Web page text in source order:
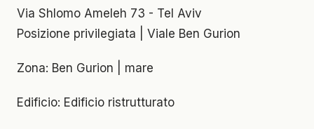
Via Shlomo Ameleh 73 - Tel Aviv
Posizione privilegiata | Viale Ben Gurion
Zona: Ben Gurion | mare
Edificio: Edificio ristrutturato